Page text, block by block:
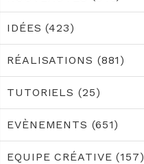
IDÉES (423)
RÉALISATIONS (881)
TUTORIELS (25)
EVÈNEMENTS (651)
EQUIPE CRÉATIVE (157)